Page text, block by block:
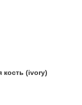
кость (ivory)